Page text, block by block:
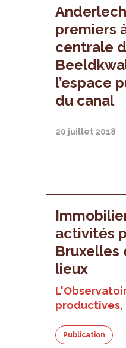
premiers
centrale
l’espace
du canal
20 juillet 2018
activités
Bruxelles
lieux
productives,
Publication